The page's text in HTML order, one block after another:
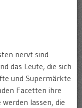
nervt sind
das Leute, die sich
und Supermärkte
Facetten ihre
lassen, die